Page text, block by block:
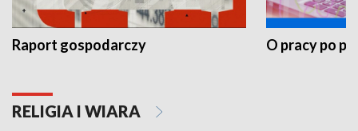
Raport gospodarczy O pracy po
RELIGIA I WIARA